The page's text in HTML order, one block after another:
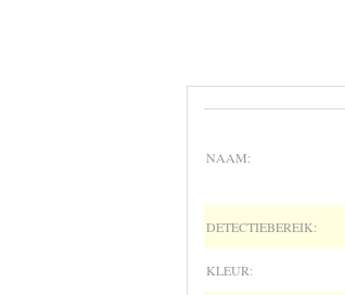
NAAM:
DETECTIEBEREIK:
KLEUR: